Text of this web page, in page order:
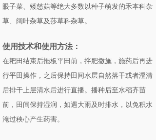
眼子菜、矮慈菇等绝大多数以种子萌发的禾本科杂
草、阔叶杂草及莎草科杂草。
使用技术和使用方法：
在耙田结束后拖板平田前，拌肥撒施，施药后再进
行平田操作，之后保持田间水层自然落干或者澄清
后排干上层清水后进行直播。播种后至水稻齐苗
前，田间保持湿润，如遇大雨及时排水，以免积水
淹过秧心产生药害。